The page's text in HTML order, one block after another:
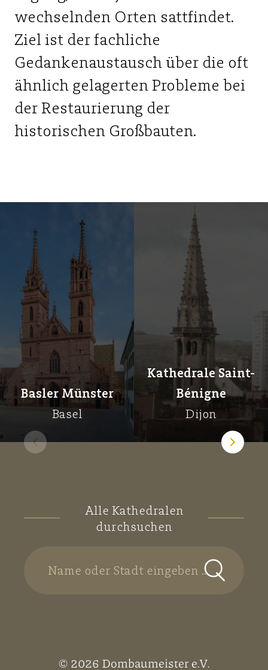
wechselnden Orten sattfindet.
Ziel ist der fachliche
Gedankenaustausch über die oft
ähnlich gelagerten Probleme bei
der Restaurierung der
historischen Großbauten.
Basler Münster
Basel
Kathedrale Saint-
Bénigne
Dijon
Alle Kathedralen
durchsuchen
Name oder Stadt eingeben ...
© 2026 Dombaumeister e.V.